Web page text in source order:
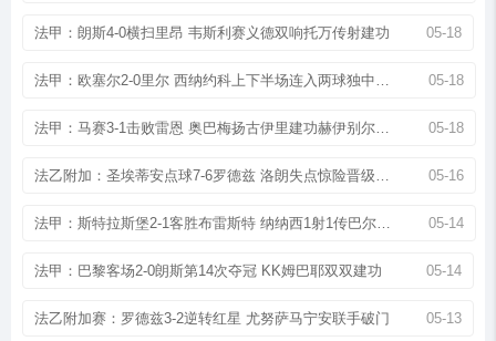
法甲：朗斯4-0横扫里昂 韦斯利赛义德双响托万传射建功 05-18
法甲：欧塞尔2-0里尔 西纳约科上下半场连入两球独中两元 05-18
法甲：马赛3-1击败雷恩 奥巴梅扬古伊里建功赫伊别尔传射 05-18
法乙附加：圣埃蒂安点球7-6罗德兹 洛朗失点惊险晋级下一轮 05-16
法甲：斯特拉斯堡2-1客胜布雷斯特 纳纳西1射1传巴尔科建功 05-14
法甲：巴黎客场2-0朗斯第14次夺冠 KK姆巴耶双双建功 05-14
法乙附加赛：罗德兹3-2逆转红星 尤努萨马宁安联手破门 05-13